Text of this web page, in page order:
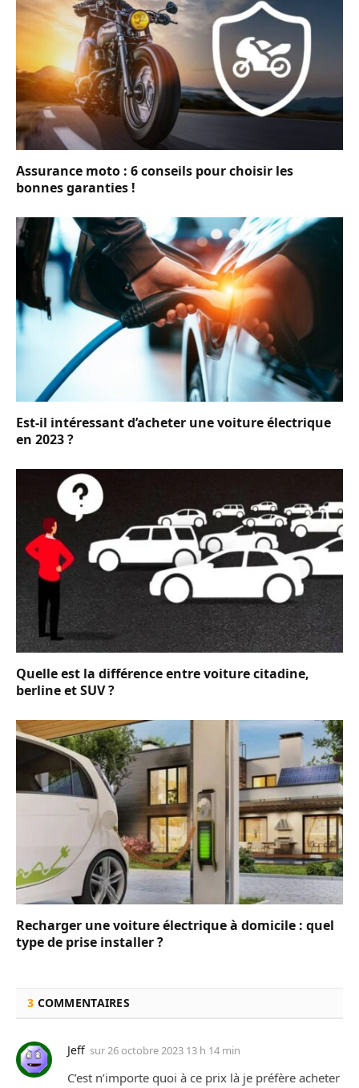
Assurance moto : 6 conseils pour choisir les
bonnes garanties !
Est-il intéressant d’acheter une voiture électrique
en 2023 ?
Quelle est la différence entre voiture citadine,
berline et SUV ?
Recharger une voiture électrique à domicile : quel
type de prise installer ?
3 COMMENTAIRES
Jeff sur26 octobre 2023 13 h 14 min
C’est n’importe quoi à ce prix là je préfère acheter